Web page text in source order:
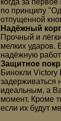
когда за
по принципу
отпущенной
Надёжный
Прочный и
мелких ударов.
надёжную
Защитное
Бинокли Victory
задерживаться
идеальным, а
момент. Кроме
если их будут